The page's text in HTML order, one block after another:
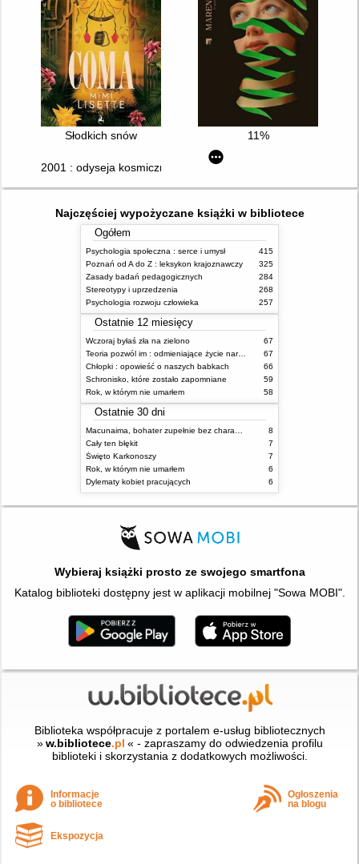
Słodkich snów 11%
2001 : odyseja kosmiczna
Najczęściej wypożyczane książki w bibliotece
Ogółem
Psychologia społeczna : serce i umysł
415
Poznań od A do Z : leksykon krajoznawczy
325
Zasady badań pedagogicznych
284
Stereotypy i uprzedzenia
268
Psychologia rozwoju człowieka
257
Ostatnie 12 miesięcy
Wczoraj byłaś zła na zielono
67
Teoria pozwól im : odmieniające życie narzędzie, o którym mówią miliony ludzi
67
Chłopki : opowieść o naszych babkach
66
Schronisko, które zostało zapomniane
59
Rok, w którym nie umarłem
58
Ostatnie 30 dni
8
Cały ten błękit
7
Święto Karkonoszy
7
Rok, w którym nie umarłem
6
Dylematy kobiet pracujących
6
Wybieraj książki prosto ze swojego smartfona
Katalog biblioteki dostępny jest w aplikacji mobilnej "Sowa MOBI".
Biblioteka współpracuje z portalem e-usług bibliotecznych
» w.bibliotece.pl « - zapraszamy do odwiedzenia profilu
biblioteki i skorzystania z dodatkowych możliwości.
Informacje
o bibliotece
Ogłoszenia
na blogu
Ekspozycja